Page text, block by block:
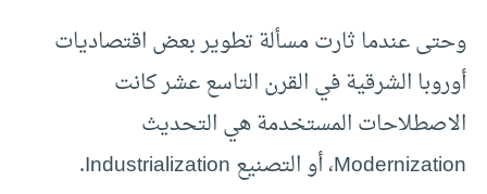
وحتى عندما ثارت مسألة تطوير بعض اقتصاديات
أوروبا الشرقية في القرن التاسع عشر كانت
الاصطلاحات المستخدمة هي التحديث
Modernization، أو التصنيع Industrialization.